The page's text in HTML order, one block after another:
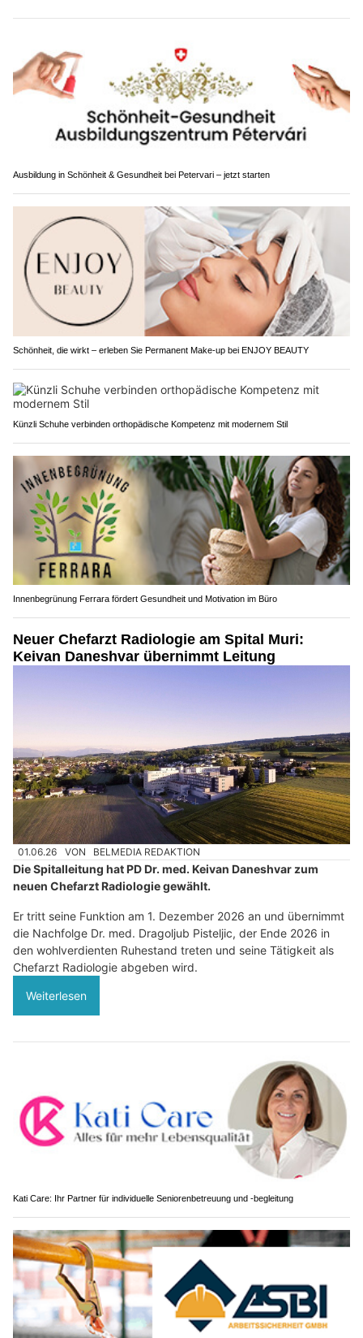
Ausbildung in Schönheit & Gesundheit bei Petervari – jetzt starten
Schönheit, die wirkt – erleben Sie Permanent Make-up bei ENJOY BEAUTY
Künzli Schuhe verbinden orthopädische Kompetenz mit modernem Stil
Innenbegrünung Ferrara fördert Gesundheit und Motivation im Büro
Neuer Chefarzt Radiologie am Spital Muri:
Keivan Daneshvar übernimmt Leitung
01.06.26 VON BELMEDIA REDAKTION
Die Spitalleitung hat PD Dr. med. Keivan Daneshvar zum
neuen Chefarzt Radiologie gewählt.
Er tritt seine Funktion am 1. Dezember 2026 an und übernimmt
die Nachfolge Dr. med. Dragoljub Pisteljic, der Ende 2026 in
den wohlverdienten Ruhestand treten und seine Tätigkeit als
Chefarzt Radiologie abgeben wird.
Weiterlesen
Kati Care: Ihr Partner für individuelle Seniorenbetreuung und -begleitung